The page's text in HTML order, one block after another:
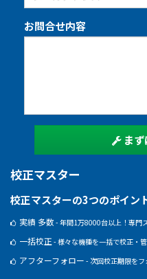
お問合せ内容
ま
校正マスター
校正マスターの3つのポイン
実績 多数- 年間1万8000台以上！専門
一括校正 - 様々な機種を一括で校正・
アフターフォロー - 次回校正期限をフ